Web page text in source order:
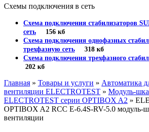
Схемы подключения в сеть
Схема подключения стабилизаторов
сеть 156 кб
Схема подключения однофазных
трехфазную сеть 318 кб
Схема подключения трехфазного
202 кб
Главная » Товары и услуги » Автоматика
вентиляции ELECTROTEST » Модуль-
ELECTROTEST серии OPTIBOX A2 »
OPTIBOX A2 RCC E-6.4S-RV-5.0 модуль-
вентиляции